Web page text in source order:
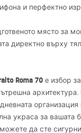
и перфектно
място за
директно върху
Roma 70 е избор
организация
украса за вашата
можете да сте